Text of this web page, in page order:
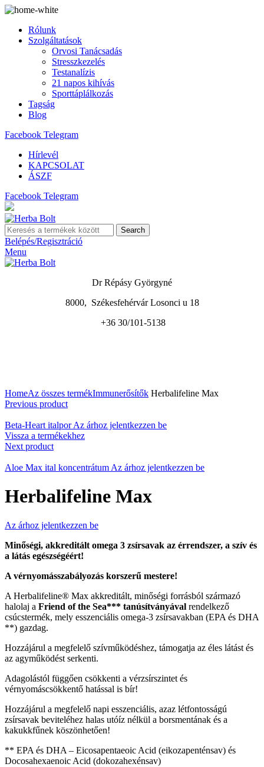
Rólunk
Szolgáltatások
Orvosi Tanácsadás
Stresszkezelés
Testanalízis
21 napos kihívás
Sporttáplálkozás
Tagság
Blog
Facebook Telegram
Hírlevél
KAPCSOLAT
ÁSZF
Facebook Telegram
Search
Belépés/Regisztráció
Menu
Dr Répásy Györgyné
8000, Székesfehérvár Losonci u 18
+36 30/101-5138
HomeAz összes termékImmunerősítők Herbalifeline Max
Previous product
Beta-Heart italporAz árhoz jelentkezzen be
Vissza a termékekhez
Next product
Aloe Max ital koncentrátum Az árhoz jelentkezzen be
Herbalifeline Max
Az árhoz jelentkezzen be
Minőségi, akkreditált omega 3 zsírsavak az érrendszer, a szív és
a látás egészségéért!
A vérnyomásszabályozás korszerű mestere!
A Herbalifeline® Max akkreditált, minőségi forrásból származó
halolaj a Friend of the Sea*** tanúsítványával rendelkező
csúcstermék, mely esszenciális omega-3 zsírsavakban (EPA és DHA
**) gazdag.
Hozzájárul a megfelelő szívműködéshez, támogatja az éles látást és
az agyműködést serkenti.
Adagolástól függően csökkenti a vérzsírszintet és
vérnyomáscsökkentő hatással is bír!
Hozzájárul a megfelelő napi esszenciális, azaz létfontosságú
zsírsavak beviteléhez halas utóíz nélkül a borsmentának és a
kakukkfűnek köszönhetően!
** EPA és DHA – Eicosapentaeoic Acid (eikozapenténsav) és
Docosahexaenoic Acid (dokozahexénsav)